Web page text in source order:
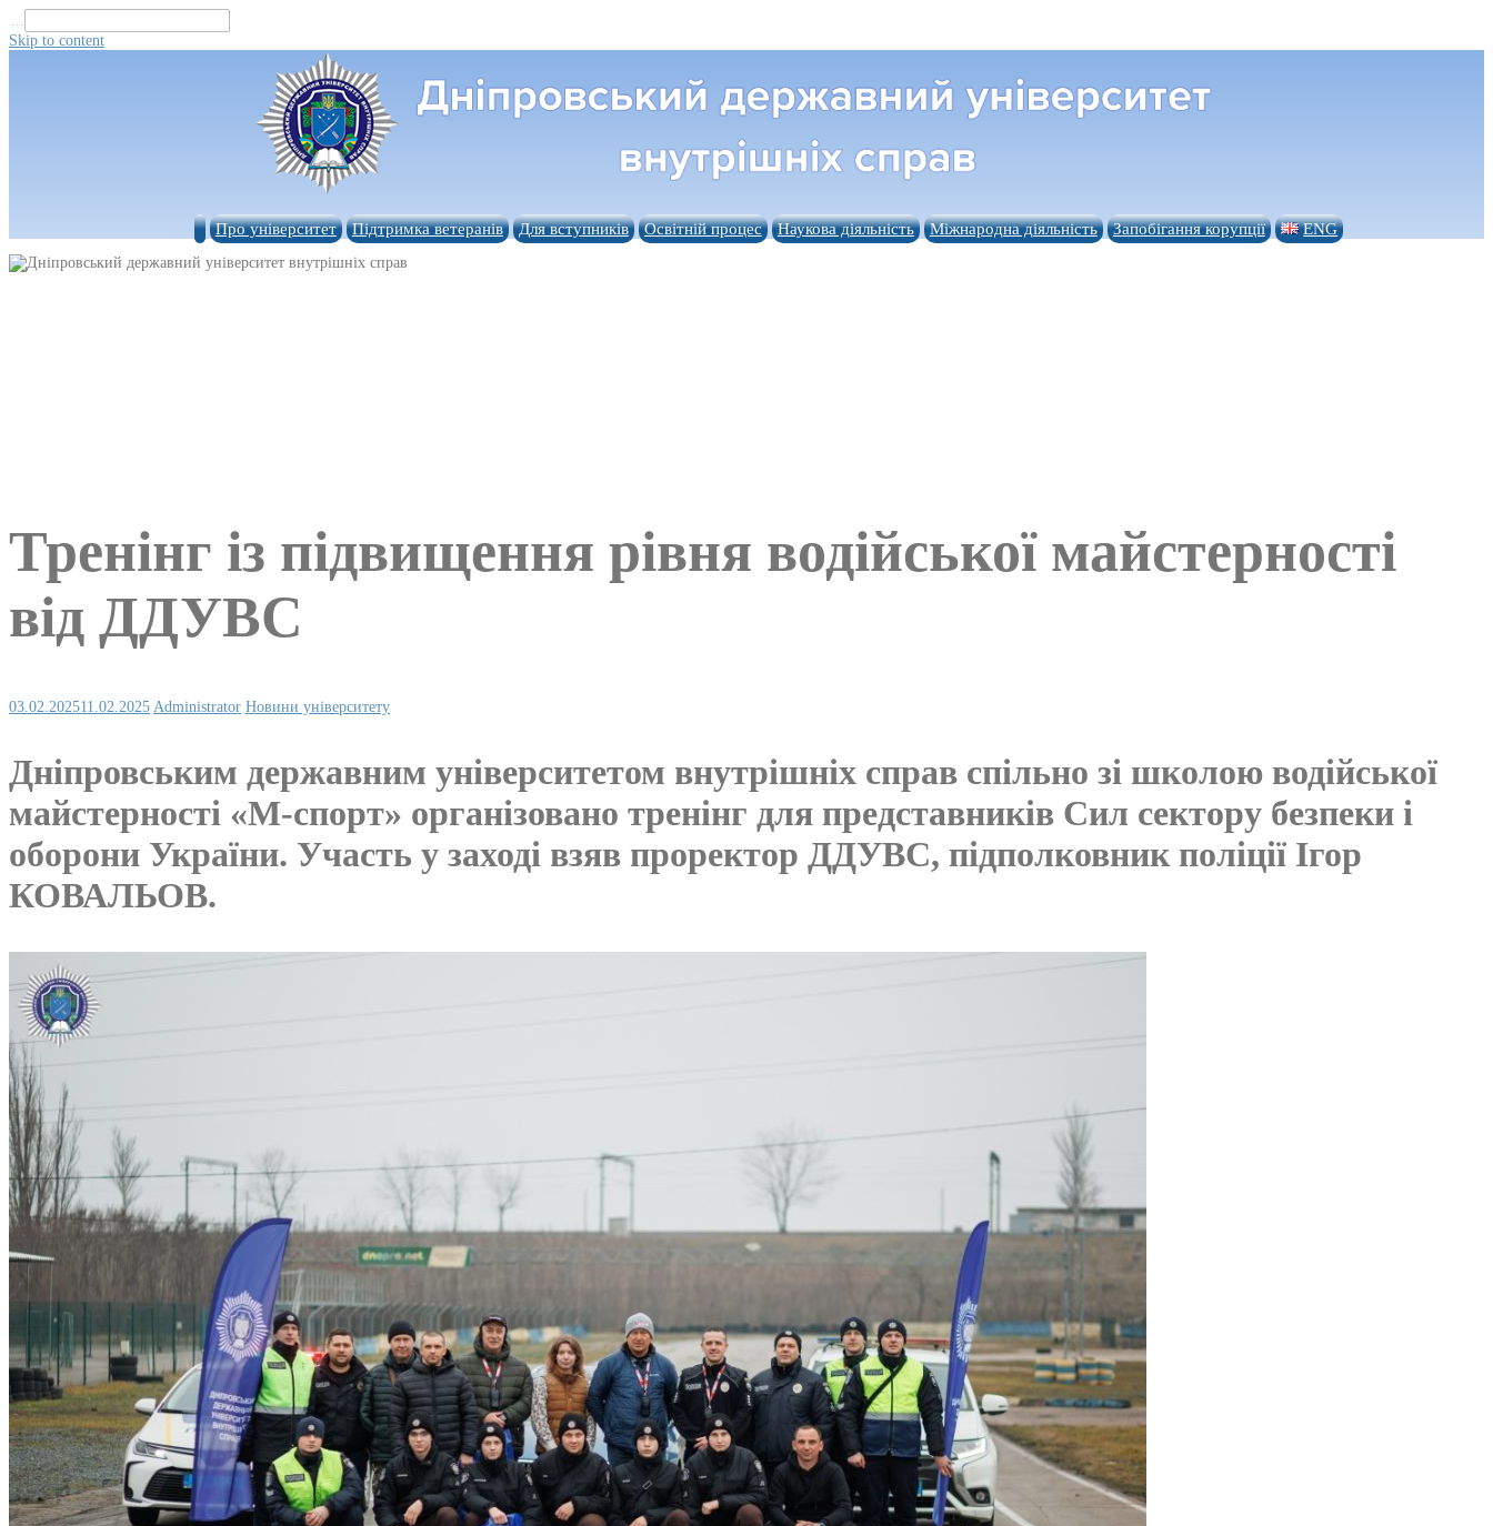
...
Skip to content
Про університет Підтримка ветеранів Для вступників Освітній процес Наукова діяльність Міжнародна діяльність Запобігання корупції ENG
Тренінг із підвищення рівня водійської майстерності
від ДДУВС
03.02.202511.02.2025 Administrator Новини університету
Дніпровським державним університетом внутрішніх справ спільно зі школою водійської
майстерності «М-спорт» організовано тренінг для представників Сил сектору безпеки і
оборони України. Участь у заході взяв проректор ДДУВС, підполковник поліції Ігор
КОВАЛЬОВ.